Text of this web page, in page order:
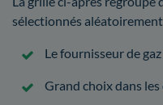
sélectionnés
Le fournisseur de
Grand choix dans